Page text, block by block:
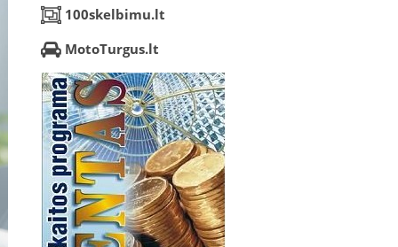
100skelbimu.lt
MotoTurgus.lt